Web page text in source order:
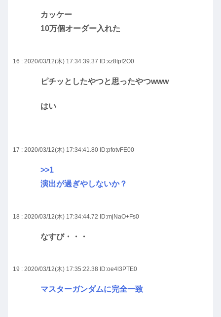
カッケー
10万個オーダー入れた
16 : 2020/03/12(木) 17:34:39.37 ID:xz8tpf2O0
ピチッとしたやつと思ったやつwww
はい
17 : 2020/03/12(木) 17:34:41.80 ID:pfotvFE00
>>1
演出が過ぎやしないか？
18 : 2020/03/12(木) 17:34:44.72 ID:mjNaO+Fs0
なすび・・・
19 : 2020/03/12(木) 17:35:22.38 ID:oe4l3PTE0
マスターガンダムに完全一致